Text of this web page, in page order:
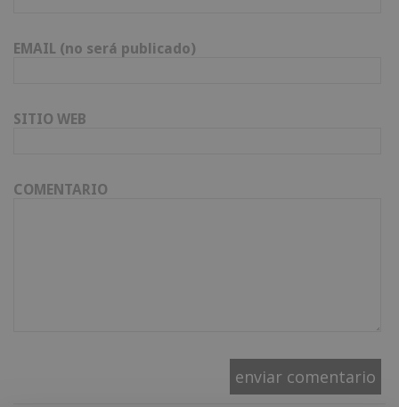
EMAIL (no será publicado)
SITIO WEB
COMENTARIO